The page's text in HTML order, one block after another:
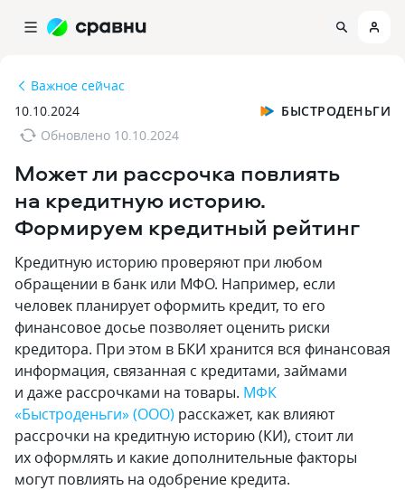
Важное сейчас
10.10.2024
Обновлено 10.10.2024
БЫСТРОДЕНЬГИ
Может ли рассрочка повлиять
на кредитную историю.
Формируем кредитный рейтинг
Кредитную историю проверяют при любом
обращении в банк или МФО. Например‚ если
человек планирует оформить кредит‚ то его
финансовое досье позволяет оценить риски
кредитора. При этом в БКИ хранится вся финансовая
информация‚ связанная с кредитами‚ займами
и даже рассрочками на товары. МФК
«Быстроденьги» (ООО) расскажет‚ как влияют
рассрочки на кредитную историю (КИ)‚ стоит ли
их оформлять и какие дополнительные факторы
могут повлиять на одобрение кредита.